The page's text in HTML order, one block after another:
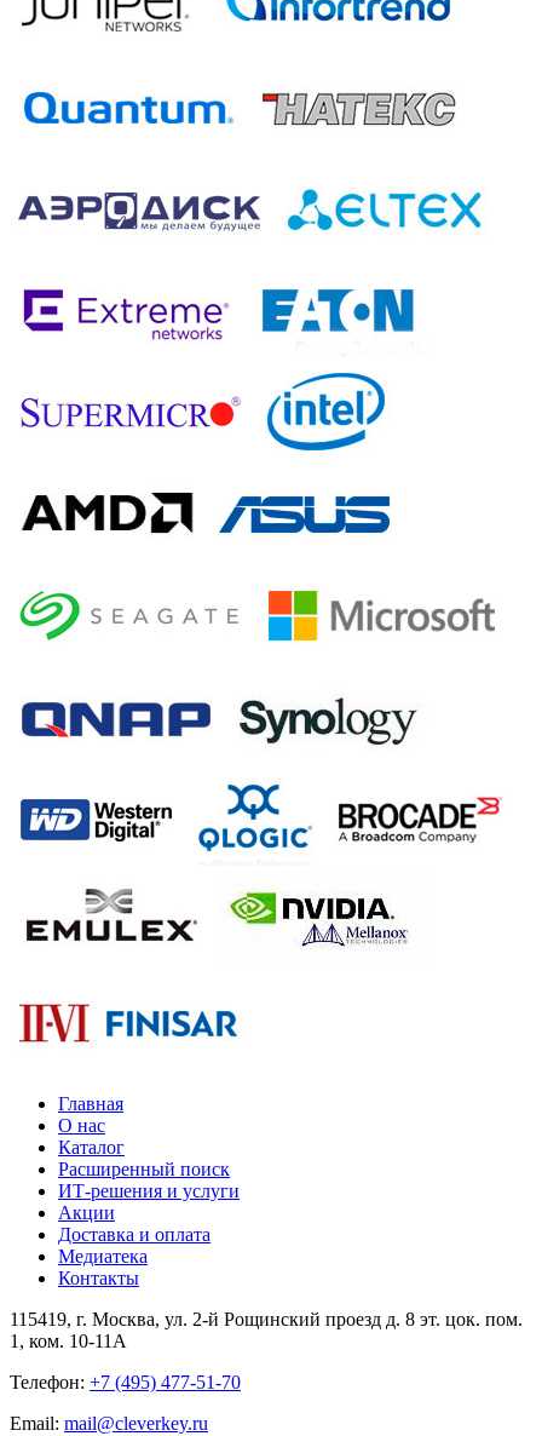
Главная
О нас
Каталог
Расширенный поиск
ИТ-решения и услуги
Акции
Доставка и оплата
Медиатека
Контакты
115419, г. Москва, ул. 2-й Рощинский проезд д. 8 эт. цок. пом.
1, ком. 10-11А
Телефон: +7 (495) 477-51-70
Email: mail@cleverkey.ru